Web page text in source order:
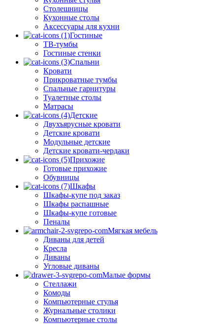
Столешницы
Кухонные столы
Аксессуары для кухни
Гостиные
ТВ-тумбы
Гостиные стенки
Спальни
Кровати
Прикроватные тумбы
Спальные гарнитуры
Туалетные столы
Матрасы
Детские
Двухъярусные кровати
Детские кровати
Модульные детские
Детские кровати-чердаки
Прихожие
Готовые прихожие
Обувницы
Шкафы
Шкафы-купе под заказ
Шкафы распашные
Шкафы-купе готовые
Пеналы
Мягкая мебель
Диваны для детей
Кресла
Диваны
Угловые диваны
Малые формы
Стеллажи
Комоды
Компьютерные стулья
Журнальные столики
Компьютерные столы